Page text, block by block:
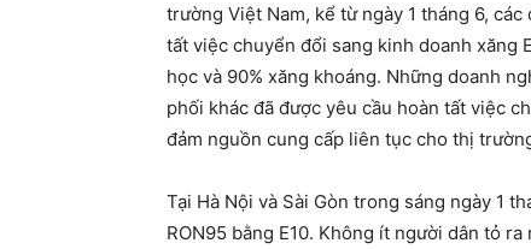
trường Việt Nam, kể từ ngày 1 tháng 6,
tất việc chuyển đổi sang kinh doanh xăng
học và 90% xăng khoáng. Những doanh
phối khác đã được yêu cầu hoàn tất việc
đảm nguồn cung cấp liên tục cho thị
Tại Hà Nội và Sài Gòn trong sáng ngày 1
RON95 bằng E10. Không ít người dân tỏ